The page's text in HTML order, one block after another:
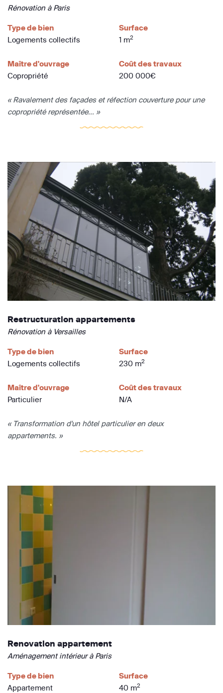
Rénovation à Paris
Type de bien
Logements collectifs
Surface
1 m2
Maître d'ouvrage
Copropriété
Coût des travaux
200 000€
« Ravalement des façades et réfection couverture pour une
copropriété représentée... »
Restructuration appartements
Rénovation à Versailles
Type de bien
Logements collectifs
Surface
230 m2
Maître d'ouvrage
Particulier
Coût des travaux
N/A
« Transformation d'un hôtel particulier en deux
appartements. »
Renovation appartement
Aménagement intérieur à Paris
Type de bien
Appartement
Surface
40 m2